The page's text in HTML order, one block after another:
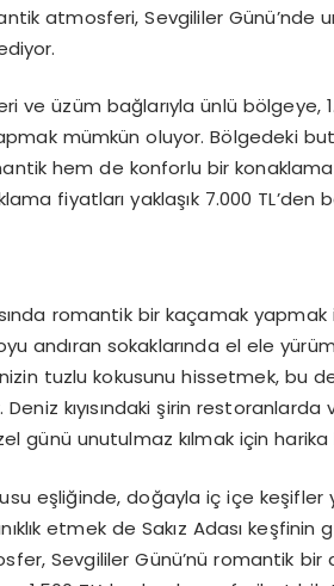
atmosferi, Sevgililer Günü’nde
ve üzüm bağlarıyla ünlü bölgeye,
mümkün oluyor. Bölgedeki
hem de konforlu bir konaklama
fiyatları yaklaşık 7.000 TL’den
romantik bir kaçamak
andıran sokaklarında el ele
tuzlu kokusunu hissetmek, bu
kıyısındaki şirin restoranlarda
günü unutulmaz kılmak için
eşliğinde, doğayla iç içe
etmek de Sakız Adası keşfinin
Sevgililer Günü’nü romantik bir